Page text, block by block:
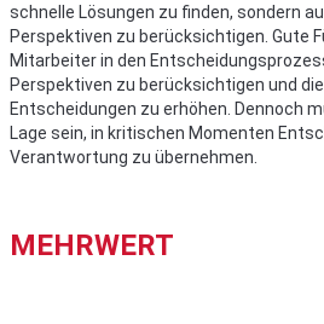
schnelle Lösungen zu finden, sondern
Perspektiven zu berücksichtigen. Gute
Mitarbeiter in den
Perspektiven zu berücksichtigen und
Entscheidungen zu erhöhen. Dennoch
Lage sein, in kritischen Momenten
Verantwortung zu übernehmen.
MEHRWERT